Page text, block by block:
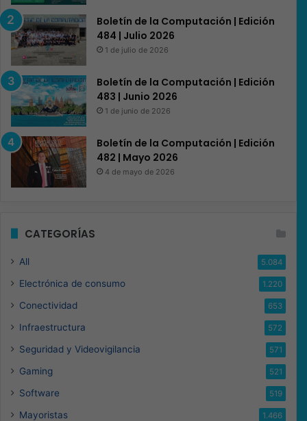
Boletín de la Computación | Edición
484 | Julio 2026
1 de julio de 2026
Boletín de la Computación | Edición
483 | Junio 2026
1 de junio de 2026
Boletín de la Computación | Edición
482 | Mayo 2026
4 de mayo de 2026
CATEGORÍAS
All 5.084
Electrónica de consumo 1.220
Conectividad 653
Infraestructura 572
Seguridad y Videovigilancia 571
Gaming 521
Software 519
Mayoristas 1.466